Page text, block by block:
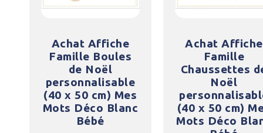
Achat Affiche
Famille Boules
de Noël
personnalisable
(40 x 50 cm) Mes
Mots Déco Blanc
Bébé
Achat Affiche
Famille
Chaussettes
Noël
(40 x 50 cm)
Mots Déco